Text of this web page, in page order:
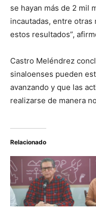
se hayan más de 2 mil
incautadas, entre otras
estos resultados”,
Castro Meléndrez
sinaloenses pueden
avanzando y que las
realizarse de manera
Relacionado